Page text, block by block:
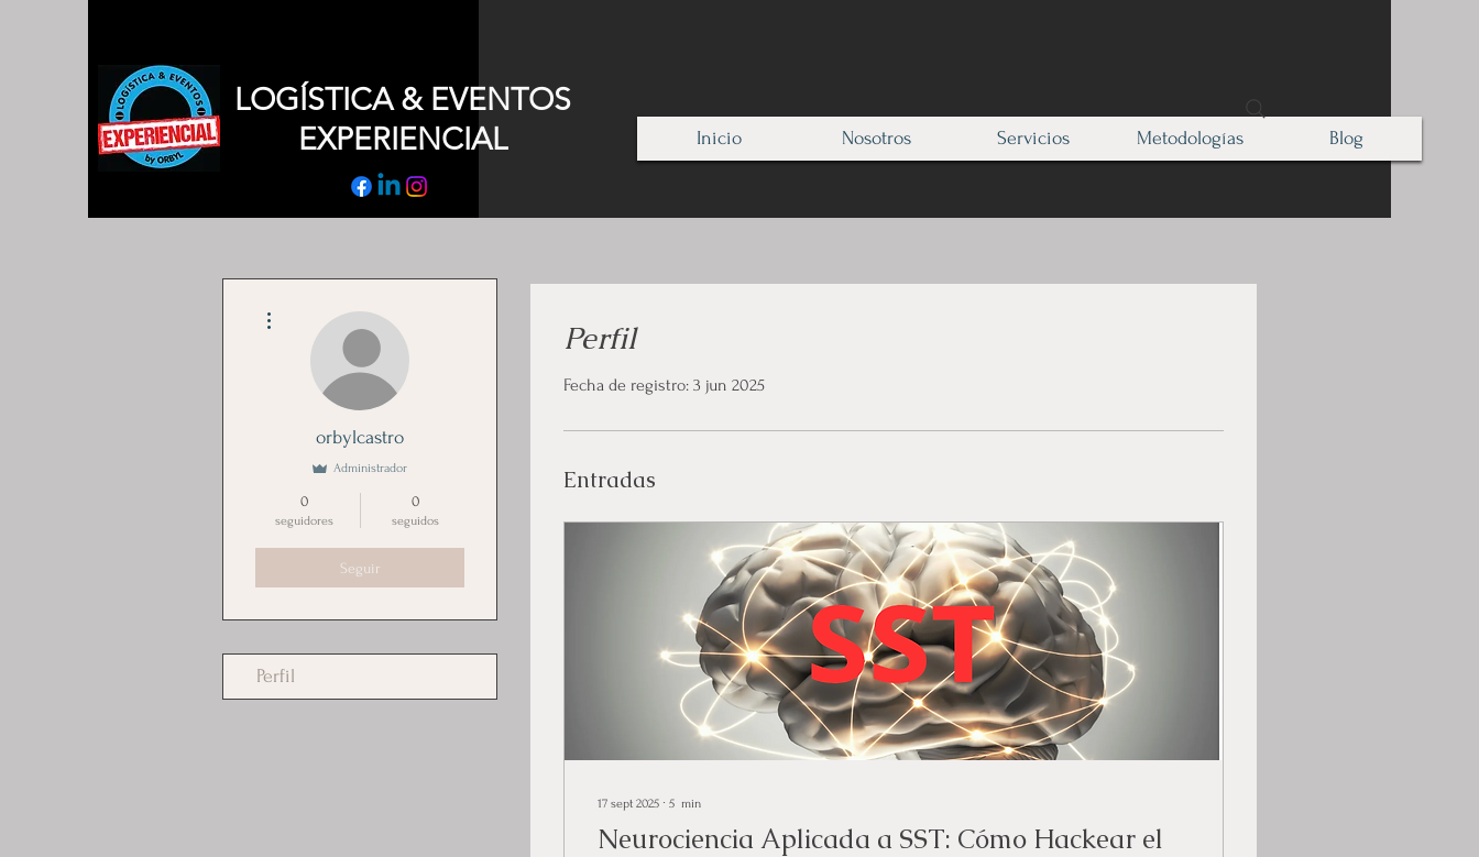
LOGÍSTICA & EVENTOS
EXPERIENCIAL
Inicio Nosotros Servicios Metodologías Blog
Perfil
Fecha de registro: 3 jun 2025
Entradas
17 sept 2025 ∙ 5 min
Neurociencia Aplicada a SST: Cómo Hackear el
orbylcastro
Administrador
0
seguidores
0
seguidos
Seguir
Perfil